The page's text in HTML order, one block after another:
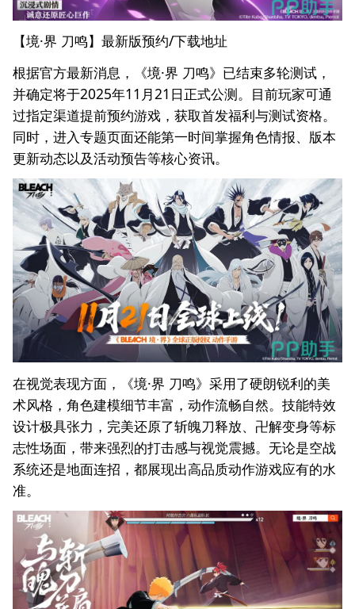
【境·界 刀鸣】最新版预约/下载地址
根据官方最新消息，《境·界 刀鸣》已结束多轮测试，
并确定将于2025年11月21日正式公测。目前玩家可通
过指定渠道提前预约游戏，获取首发福利与测试资格。
同时，进入专题页面还能第一时间掌握角色情报、版本
更新动态以及活动预告等核心资讯。
在视觉表现方面，《境·界 刀鸣》采用了硬朗锐利的美
术风格，角色建模细节丰富，动作流畅自然。技能特效
设计极具张力，完美还原了斩魄刀释放、卍解变身等标
志性场面，带来强烈的打击感与视觉震撼。无论是空战
系统还是地面连招，都展现出高品质动作游戏应有的水
准。